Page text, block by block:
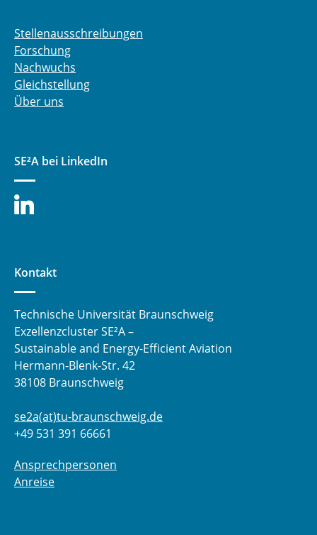
Stellenausschreibungen
Forschung
Nachwuchs
Gleichstellung
Über uns
SE²A bei LinkedIn
Kontakt
Technische Universität Braunschweig
Exzellenzcluster SE²A –
Sustainable and Energy-Efficient Aviation
Hermann-Blenk-Str. 42
38108 Braunschweig
se2a(at)tu-braunschweig.de
+49 531 391 66661
Ansprechpersonen
Anreise